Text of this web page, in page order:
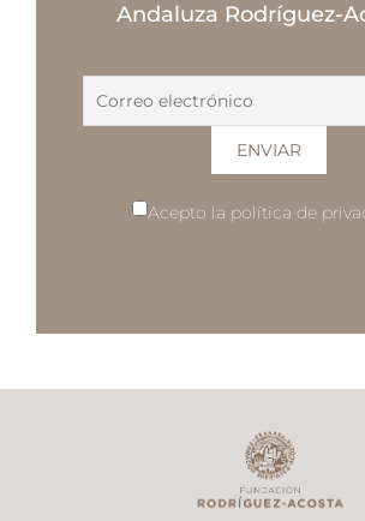
Andaluza Rodríguez-
Acepto la política de